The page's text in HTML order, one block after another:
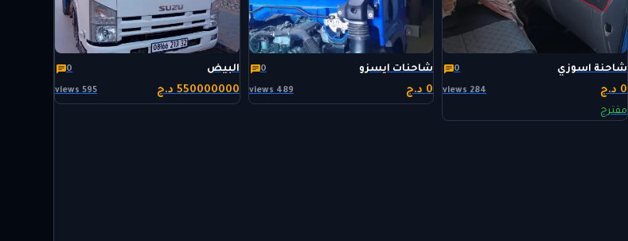
شاحنة اسوزي 0
0 د.ج 284 views
مقترح
شاحنات ايسزو 0
0 د.ج 489 views
البيض 0
550000000 د.ج 595 views